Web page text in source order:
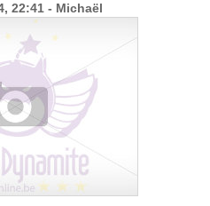
22:41 - Michaël